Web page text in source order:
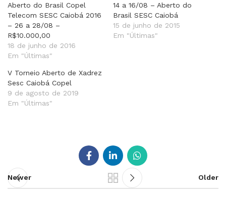
Aberto do Brasil Copel
Telecom SESC Caiobá 2016
– 26 a 28/08 –
R$10.000,00
18 de junho de 2016
Em "Últimas"
14 a 16/08 – Aberto do
Brasil SESC Caiobá
15 de junho de 2015
Em "Últimas"
V Torneio Aberto de Xadrez
Sesc Caiobá Copel
9 de agosto de 2019
Em "Últimas"
Newer Older